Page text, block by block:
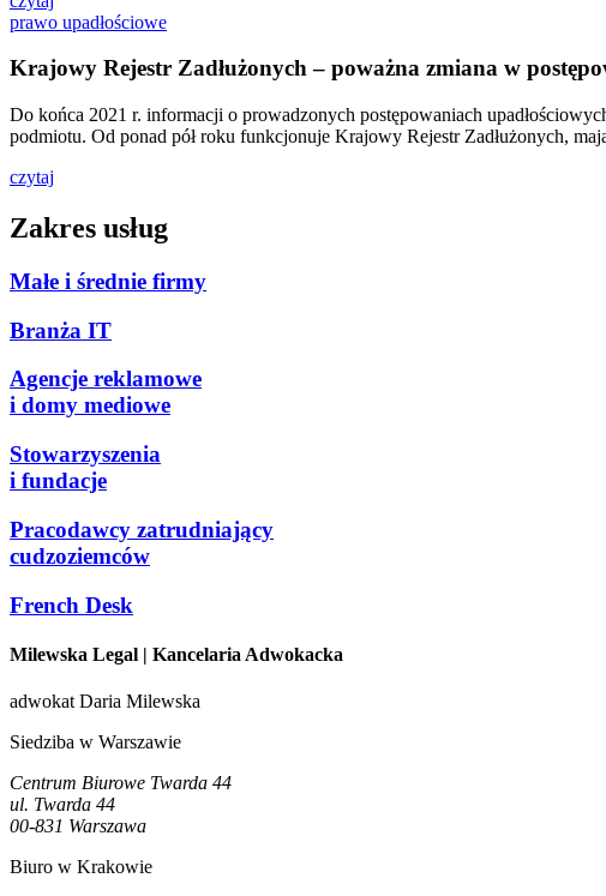
prawo upadłościowe
Krajowy Rejestr Zadłużonych – poważna zmiana w
Do końca 2021 r. informacji o prowadzonych postępowaniach
podmiotu. Od ponad pół roku funkcjonuje Krajowy Rejestr Zadłużonych,
czytaj
Zakres usług
Małe i średnie firmy
Branża IT
Agencje reklamowe
i domy mediowe
Stowarzyszenia
i fundacje
Pracodawcy zatrudniający
cudzoziemców
French Desk
Milewska Legal | Kancelaria Adwokacka
adwokat Daria Milewska
Siedziba w Warszawie
Centrum Biurowe Twarda 44
ul. Twarda 44
00-831 Warszawa
Biuro w Krakowie